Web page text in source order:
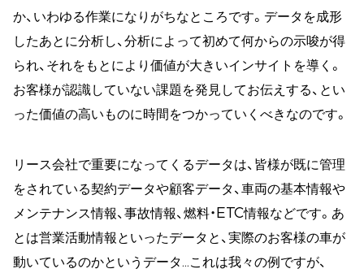
か、いわゆる作業になりがちなところです。データを成形
したあとに分析し、分析によって初めて何からの示唆が得
られ、それをもとにより価値が大きいインサイトを導く。
お客様が認識していない課題を発見してお伝えする、とい
った価値の高いものに時間をつかっていくべきなのです。
リース会社で重要になってくるデータは、皆様が既に管理
をされている契約データや顧客データ、車両の基本情報や
メンテナンス情報、事故情報、燃料・ETC情報などです。あ
とは営業活動情報といったデータと、実際のお客様の車が
動いているのかというデータ…これは我々の例ですが、